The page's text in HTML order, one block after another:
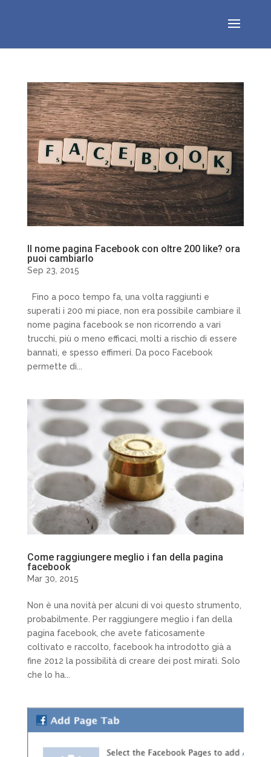
Il nome pagina Facebook con oltre 200 like? ora
puoi cambiarlo
Sep 23, 2015
Fino a poco tempo fa, una volta raggiunti e
superati i 200 mi piace, non era possibile cambiare il
nome pagina facebook se non ricorrendo a vari
trucchi, più o meno efficaci, molti a rischio di essere
bannati, e spesso effimeri. Da poco Facebook
permette di...
Come raggiungere meglio i fan della pagina
facebook
Mar 30, 2015
Non è una novità per alcuni di voi questo strumento,
probabilmente. Per raggiungere meglio i fan della
pagina facebook, che avete faticosamente
coltivato e raccolto, facebook ha introdotto già a
fine 2012 la possibilità di creare dei post mirati. Solo
che lo ha...